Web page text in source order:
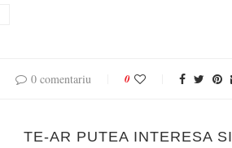
0 comentariu 0
TE-AR PUTEA INTERESA SI